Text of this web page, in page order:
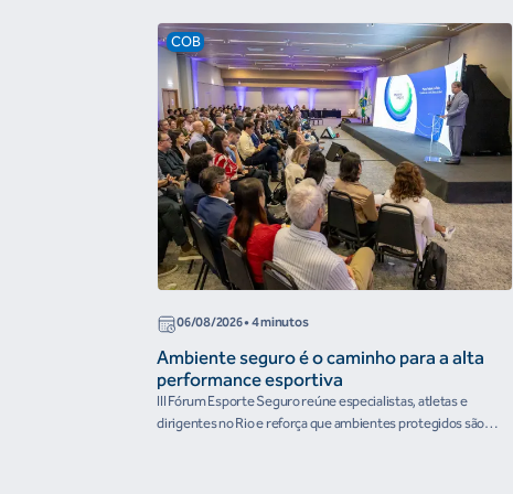
COB
06/08/2026• 4 minutos
Ambiente seguro é o caminho para a alta
performance esportiva
III Fórum Esporte Seguro reúne especialistas, atletas e
dirigentes no Rio e reforça que ambientes protegidos são